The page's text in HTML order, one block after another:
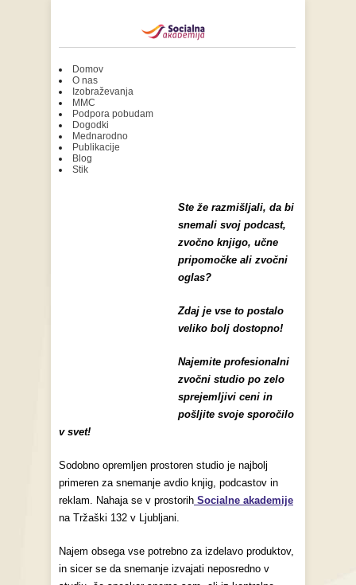
Domov
O nas
Izobraževanja
MMC
Podpora pobudam
Dogodki
Mednarodno
Publikacije
Blog
Stik
Ste že razmišljali, da bi
snemali svoj podcast,
zvočno knjigo, učne
pripomočke ali zvočni
oglas?
Zdaj je vse to postalo
veliko bolj dostopno!
Najemite profesionalni
zvočni studio po zelo
sprejemljivi ceni in
pošljite svoje sporočilo
v svet!
Sodobno opremljen prostoren studio je najbolj
primeren za snemanje avdio knjig, podcastov in
reklam. Nahaja se v prostorih Socialne akademije
na Tržaški 132 v Ljubljani.
Najem obsega vse potrebno za izdelavo produktov,
in sicer se da snemanje izvajati neposredno v